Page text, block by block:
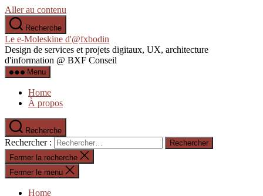
Aller au contenu
Recherche
Le e-Moleskine d'@fxbodin
Design de services et projets digitaux, UX, architecture
d'information @ BXF Conseil
Menu
Home
À propos
Recherche
Rechercher :
Fermer la recherche
Fermer le menu
Home